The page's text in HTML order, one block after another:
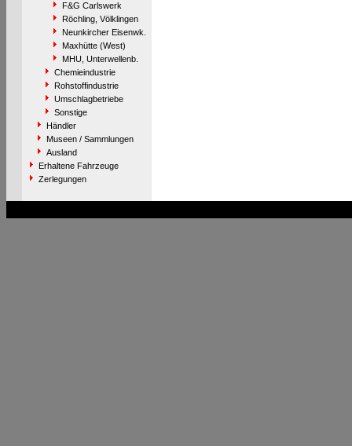
F&G Carlswerk
Röchling, Völklingen
Neunkircher Eisenwk.
Maxhütte (West)
MHU, Unterwellenb.
Chemieindustrie
Rohstoffindustrie
Umschlagbetriebe
Sonstige
Händler
Museen / Sammlungen
Ausland
Erhaltene Fahrzeuge
Zerlegungen